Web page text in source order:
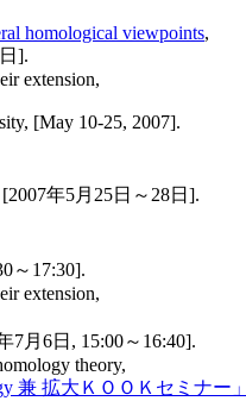
homological viewpoints,
].
extension,
[May 10-25, 2007].
年5月25日～28日].
～17:30].
extension,
7月6日, 15:00～16:40].
theory,
兼 拡大ＫＯＯＫセミナー」